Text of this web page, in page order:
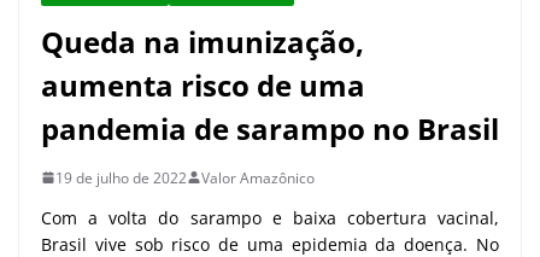
Queda na imunização,
aumenta risco de uma
pandemia de sarampo no Brasil
19 de julho de 2022 Valor Amazônico
Com a volta do sarampo e baixa cobertura vacinal,
Brasil vive sob risco de uma epidemia da doença. No